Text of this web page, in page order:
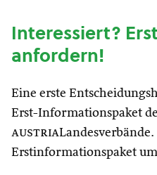
Interessiert?
anfordern!
Eine erste
Erst-Informationspaket
austriaLandesverbände.
Erstinformationspaket